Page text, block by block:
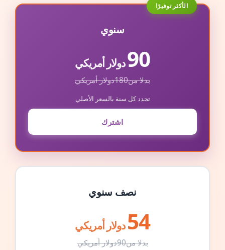
الأكثر توفيرًا
سنوي
90دولار أمريكي
بدلا من180دولار أمريكي
تجدد كل سنة بالسعر الأصلي
اشترك
نصف سنوي
54 دولار أمريكي
بدلا من90دولار أمريكي